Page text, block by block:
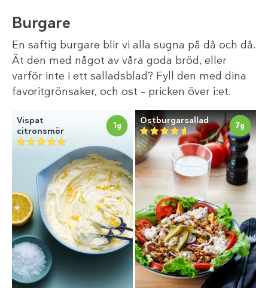
Burgare
En saftig burgare blir vi alla sugna på då och då.
Ät den med något av våra goda bröd, eller
varför inte i ett salladsblad? Fyll den med dina
favoritgrönsaker, och ost – pricken över i:et.
Vispat
citronsmör
1g Ostburgarsallad 7g